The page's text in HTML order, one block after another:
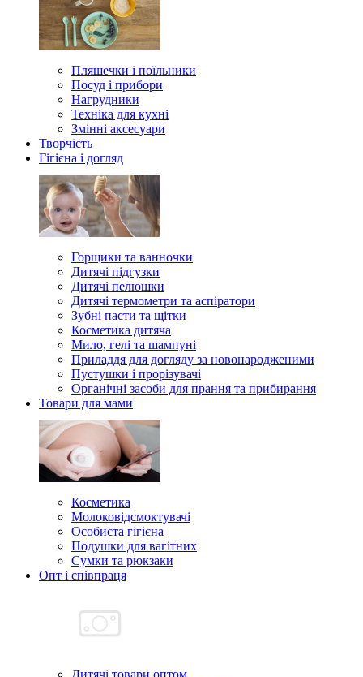
Пляшечки і поїльники
Посуд і прибори
Нагрудники
Техніка для кухні
Змінні аксесуари
Творчість
Гігієна і догляд
Горщики та ванночки
Дитячі підгузки
Дитячі пелюшки
Дитячі термометри та аспіратори
Зубні пасти та щітки
Косметика дитяча
Мило, гелі та шампуні
Приладдя для догляду за новонародженими
Пустушки і прорізувачі
Органічні засоби для прання та прибирання
Товари для мами
Косметика
Молоковідсмоктувачі
Особиста гігієна
Подушки для вагітних
Сумки та рюкзаки
Опт і співпраця
Дитячі товари оптом